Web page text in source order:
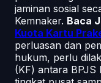
jaminan sosial
Kemnaker. Baca
Kuota Kartu
perluasan dan
hukum, perlu
(KF) antara BPJS